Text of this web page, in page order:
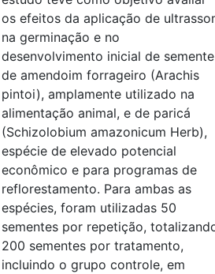
os efeitos da aplicação de
na germinação e no
desenvolvimento inicial de
de amendoim forrageiro (Arachis
pintoi), amplamente utilizado na
alimentação animal, e de paricá
(Schizolobium amazonicum Herb),
espécie de elevado potencial
econômico e para programas de
reflorestamento. Para ambas as
espécies, foram utilizadas 50
sementes por repetição,
200 sementes por tratamento,
incluindo o grupo controle, em